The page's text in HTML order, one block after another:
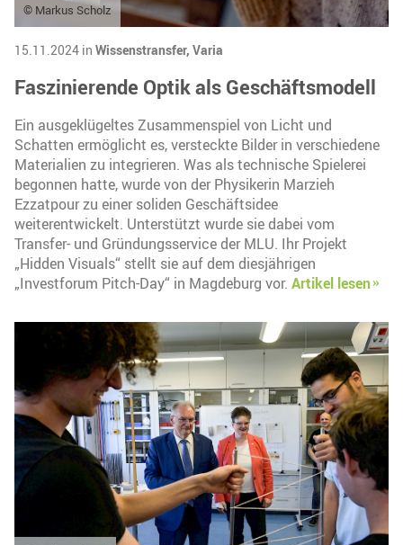
© Markus Scholz
15.11.2024 in Wissenstransfer, Varia
Faszinierende Optik als Geschäftsmodell
Ein ausgeklügeltes Zusammenspiel von Licht und
Schatten ermöglicht es, versteckte Bilder in verschiedene
Materialien zu integrieren. Was als technische Spielerei
begonnen hatte, wurde von der Physikerin Marzieh
Ezzatpour zu einer soliden Geschäftsidee
weiterentwickelt. Unterstützt wurde sie dabei vom
Transfer- und Gründungsservice der MLU. Ihr Projekt
„Hidden Visuals“ stellt sie auf dem diesjährigen
„Investforum Pitch-Day“ in Magdeburg vor. Artikel lesen